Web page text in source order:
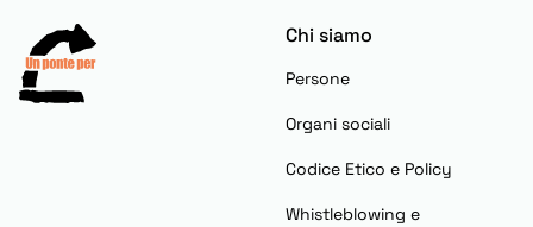
Chi siamo
Persone
Organi sociali
Codice Etico e Policy
Whistleblowing e